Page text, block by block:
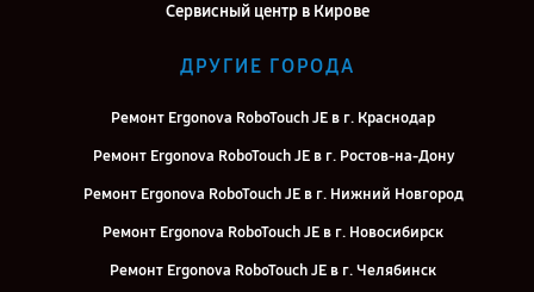
Сервисный центр в Кирове
ДРУГИЕ ГОРОДА
Ремонт Ergonova RoboTouch JE в г. Краснодар
Ремонт Ergonova RoboTouch JE в г. Ростов-на-Дону
Ремонт Ergonova RoboTouch JE в г. Нижний Новгород
Ремонт Ergonova RoboTouch JE в г. Новосибирск
Ремонт Ergonova RoboTouch JE в г. Челябинск